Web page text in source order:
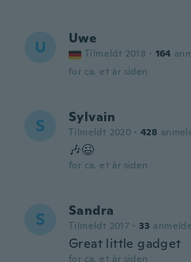
U Uwe
Tilmeldt 2018 · 164
for ca. et år siden
S Sylvain
Tilmeldt 2020 · 428
🎶😉
for ca. et år siden
S Sandra
Tilmeldt 2017 · 33
Great little gadget
for ca. et år siden